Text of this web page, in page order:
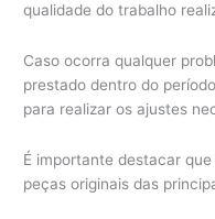
qualidade do trabalho
Caso ocorra qualquer
prestado dentro do
para realizar os ajustes
É importante destacar
peças originais das